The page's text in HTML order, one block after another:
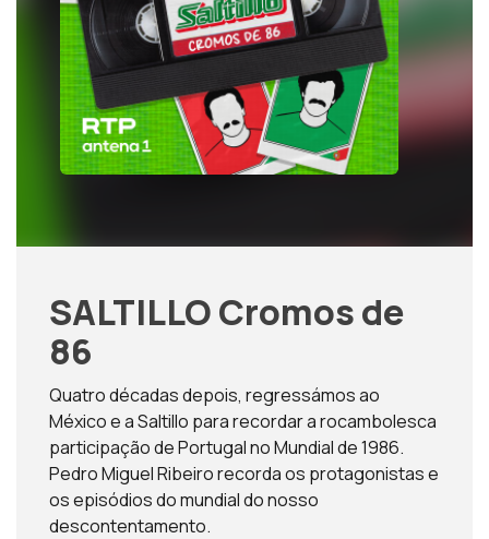
SALTILLO Cromos de
86
Quatro décadas depois, regressámos ao
México e a Saltillo para recordar a rocambolesca
participação de Portugal no Mundial de 1986.
Pedro Miguel Ribeiro recorda os protagonistas e
os episódios do mundial do nosso
descontentamento.